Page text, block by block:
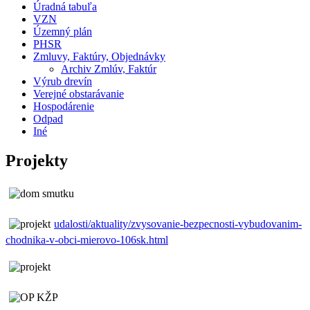
Úradná tabuľa
VZN
Územný plán
PHSR
Zmluvy, Faktúry, Objednávky
Archiv Zmlúv, Faktúr
Výrub drevín
Verejné obstarávanie
Hospodárenie
Odpad
Iné
Projekty
udalosti/aktuality/zvysovanie-bezpecnosti-vybudovanim-
chodnika-v-obci-mierovo-106sk.html